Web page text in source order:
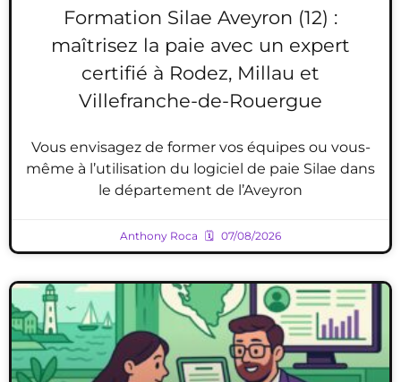
Formation Silae Aveyron (12) :
maîtrisez la paie avec un expert
certifié à Rodez, Millau et
Villefranche-de-Rouergue
Vous envisagez de former vos équipes ou vous-
même à l’utilisation du logiciel de paie Silae dans
le département de l’Aveyron
Anthony Roca 07/08/2026